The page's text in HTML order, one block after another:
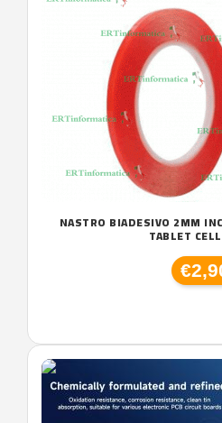
NASTRO BIADESIVO 2MM
TABLET